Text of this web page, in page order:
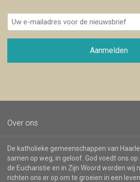
Uw
e-
mailadres
de
Aanmelden
Over ons
De katholieke gemeenschappen van
samen op weg, in geloof. God voedt ons
de Eucharistie en in Zijn Woord worden wij
richten ons er op om te groeien in een